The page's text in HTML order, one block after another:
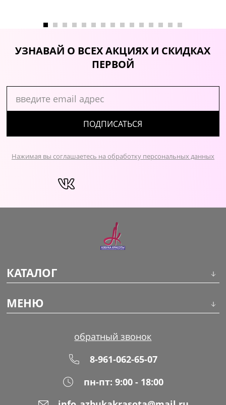
УЗНАВАЙ О ВСЕХ АКЦИЯХ И СКИДКАХ
ПЕРВОЙ
ПОДПИСАТЬСЯ
Нажимая вы соглашаетесь на обработку персональных данных
КАТАЛОГ
Макияж
МЕНЮ
Оплата
обратный звонок
8-961-062-65-07
пн-пт: 9:00 - 18:00